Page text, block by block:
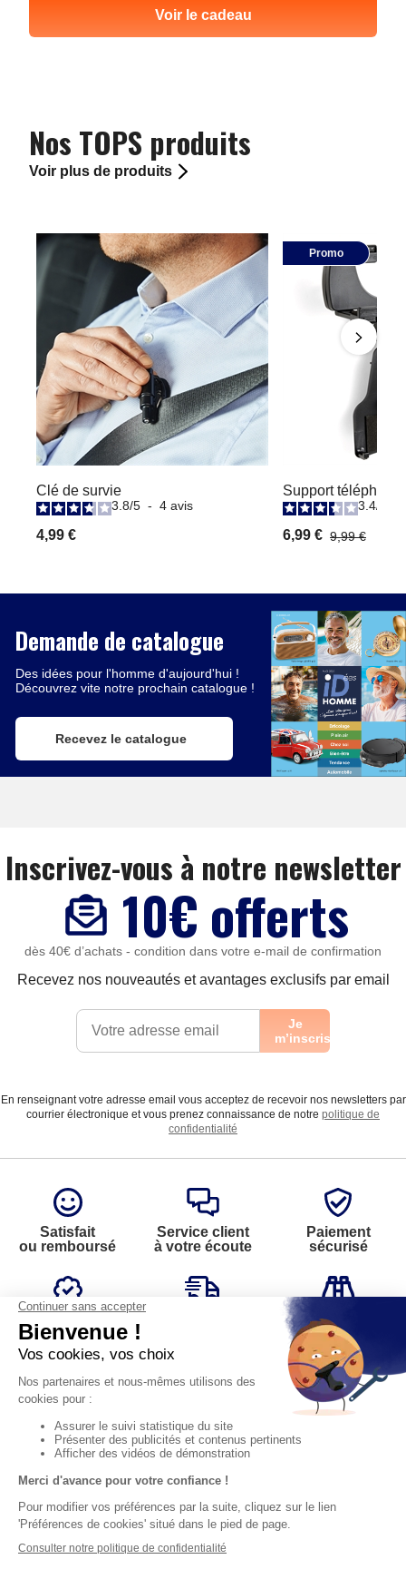
Voir le cadeau
Nos TOPS produits
Voir plus de produits
Clé de survie
3.8/5 - 4 avis
4,99 €
Promo
Support téléphone
3.4/
6,99 € 9,99 €
Demande de catalogue
Des idées pour l'homme d'aujourd'hui !
Découvrez vite notre prochain catalogue !
Recevez le catalogue
Inscrivez-vous à notre newsletter
10€ offerts
dès 40€ d’achats - condition dans votre e-mail de confirmation
Recevez nos nouveautés et avantages exclusifs par email
Je
m’inscris
En renseignant votre adresse email vous acceptez de recevoir nos newsletters par
courrier électronique et vous prenez connaissance de notre politique de
confidentialité
Satisfait
ou remboursé
Service client
à votre écoute
Paiement
sécurisé
2 ans
Suivi de
commande
Votre
commande
Suivi de
Livraison
Nos services
Besoin d'aide
Abonnement à la
Désabonnement à
la newsletter
Contact
Contactez-nous
Téléphone
: 0892 224